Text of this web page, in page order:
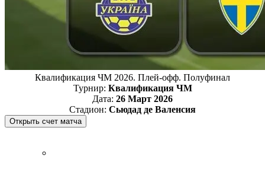
Квалификация ЧМ 2026. Плей-офф. Полуфинал
Турнир: Квалификация ЧМ
Дата: 26 Март 2026
Стадион: Сьюдад де Валенсия